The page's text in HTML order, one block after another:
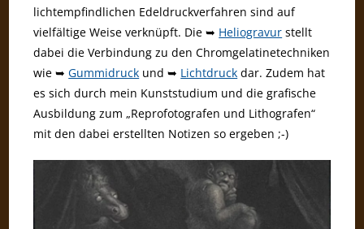
lichtempfindlichen Edeldruckverfahren sind auf
vielfältige Weise verknüpft. Die ➥ Heliogravur stellt
dabei die Verbindung zu den Chromgelatinetechniken
wie ➥Gummidruck und ➥ Lichtdruck dar. Zudem hat
es sich durch mein Kunststudium und die grafische
Ausbildung zum „Reprofotografen und Lithografen“
mit den dabei erstellten Notizen so ergeben ;-)